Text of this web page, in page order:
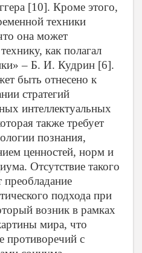
[10]. Кроме этого,
техники
она может
как полагал
– Б. И. Кудрин [6].
быть отнесено к
стратегий
интеллектуальных
также требует
познания,
ценностей, норм и
Отсутствие такого
подхода при
возник в рамках
мира, что
противоречий с